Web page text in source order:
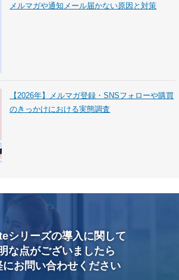
メルマガや通知メール届かない原因と対策
【2026年】メルマガ登録・SNSフォローや購買
のきっかけにおける実態調査
シリーズの導入に関して
な点がございましたら
にお問い合わせください